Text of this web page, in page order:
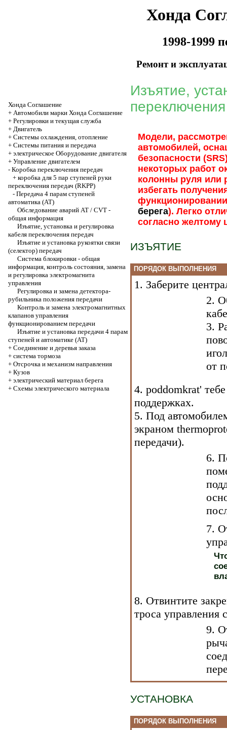
Хонда
1998-1999
Ремонт и
Хонда Соглашение
+ Автомобили марки Хонда Соглашение
+ Регулировки и текущая служба
+ Двигатель
+ Системы охлаждения, отопление
+ Системы питания и передача
+ электрическое Оборудование двигателя
+ Управление двигателем
- Коробка переключения передач
+ коробка для 5 пар ступеней руки
переключения передач (RKPP)
- Передача 4 парам ступеней
автоматика (AT)
Обследование аварий АТ / CVT -
общая информация
Изъятие, установка и регулировка
кабеля переключения передач
Изъятие и установка рукоятки связи
(селектор) передач
Система блокировки - общая
информация, контроль состояния, замена
и регулировка электромагнита
управления
Регулировка и замена детектора-
рубильника положения передачи
Контроль и замена электромагнитных
клапанов управления
функционированием передачи
Изъятие и установка передачи 4 парам
ступеней и автоматике (AT)
+ Соединение и деревья заказа
+ система тормоза
+ Отсрочка и механизм направления
+ Кузов
+ электрический материал берега
+ Схемы электрического материала
Изъятие,
Модели,
автомобилей,
безопасности
некоторых работ
колонны руля или
избегать
берега). Легко
согласно желтому
ИЗЪЯТИЕ
ПОРЯДОК ВЫПОЛНЕНИЯ
1. Заберите
2.
3.
от
4. poddomkrat'
поддержках.
5. Под
экраном
передачи).
6.
7.
8. Отвинтите
троса управления
9.
УСТАНОВКА
ПОРЯДОК ВЫПОЛНЕНИЯ